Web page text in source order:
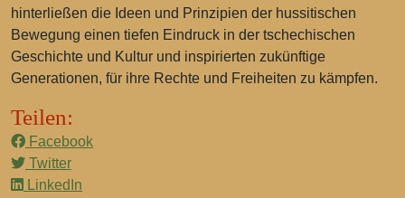
hinterließen die Ideen und Prinzipien der hussitischen
Bewegung einen tiefen Eindruck in der tschechischen
Geschichte und Kultur und inspirierten zukünftige
Generationen, für ihre Rechte und Freiheiten zu kämpfen.
Teilen:
Facebook
Twitter
LinkedIn